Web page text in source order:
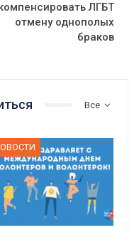
ЛГБТ
отмену однополых
браков
Все